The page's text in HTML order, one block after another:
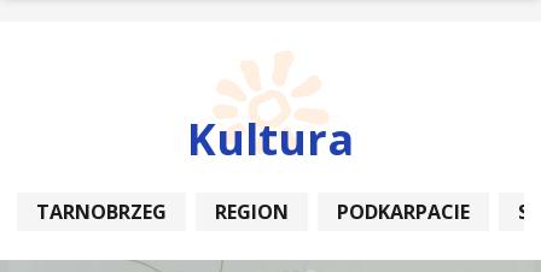
Kultura
TARNOBRZEG REGION PODKARPACIE